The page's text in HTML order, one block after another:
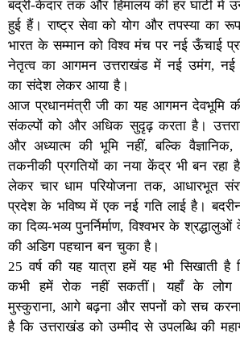
बद्री-केदार तक और हिमालय की हर घाटी में
हुई हैं। राष्ट्र सेवा को योग और तपस्या का
भारत के सम्मान को विश्व मंच पर नई ऊँचाई
नेतृत्व का आगमन उत्तराखंड में नई उमंग, नई
का संदेश लेकर आया है।
आज प्रधानमंत्री जी का यह आगमन देवभूमि
संकल्पों को और अधिक सुदृढ़ करता है।
और अध्यात्म की भूमि नहीं, बल्कि
तकनीकी प्रगतियों का नया केंद्र भी बन रहा
लेकर चार धाम परियोजना तक, आधारभूत
प्रदेश के भविष्य में एक नई गति लाई है।
का दिव्य-भव्य पुनर्निर्माण, विश्वभर के
की अडिग पहचान बन चुका है।
25 वर्ष की यह यात्रा हमें यह भी सिखाती है
कभी हमें रोक नहीं सकतीं। यहाँ के लोग
मुस्कुराना, आगे बढ़ना और सपनों को सच
है कि उत्तराखंड को उम्मीद से उपलब्धि की